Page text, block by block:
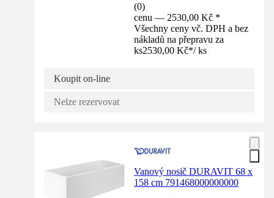
(0)
cenu — 2530,00 Kč *
Všechny ceny vč. DPH a bez
nákladů na přepravu za
ks2530,00 Kč*/ ks
Koupit on-line
Nelze rezervovat
Vanový nosič DURAVIT 68 x
158 cm 791468000000000